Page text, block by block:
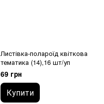
Листівка-полароїд квіткова
тематика (14),16 шт/уп
69 грн
Купити